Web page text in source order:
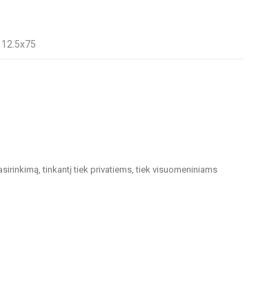
12.5x75
tinkantį tiek privatiems, tiek visuomeniniams